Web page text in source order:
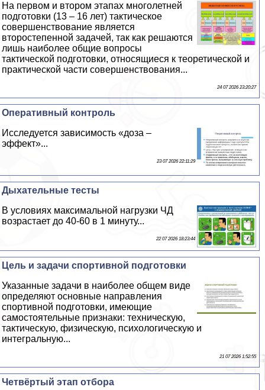
На первом и втором этапах многолетней
подготовки (13 – 16 лет) тактическое
совершенствование является
второстепенной задачей, так как решаются
лишь наиболее общие вопросы
тактической подготовки, относящиеся к теоретической и
пpaктической части совершенствования...
24 07 2026 23:20:27
Оперативный контроль
Исследуется зависимость «доза –
эффект»...
23 07 2026 22:11:29
Дыхательные тесты
В условиях максимальной нагрузки ЧД
возрастает до 40-60 в 1 минуту...
22 07 2026 18:23:44
Цель и задачи спортивной подготовки
Указанные задачи в наиболее общем виде
определяют основные направления
спортивной подготовки, имеющие
самостоятельные признаки: техническую,
тактическую, физическую, психологическую и
интегральную...
21 07 2026 1:52:55
Четвёртый этап отбора